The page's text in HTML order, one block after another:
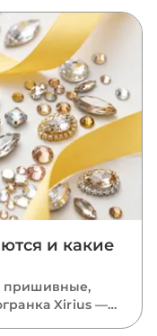
отличается
и какие
и какие
пришивные,
Xirius —